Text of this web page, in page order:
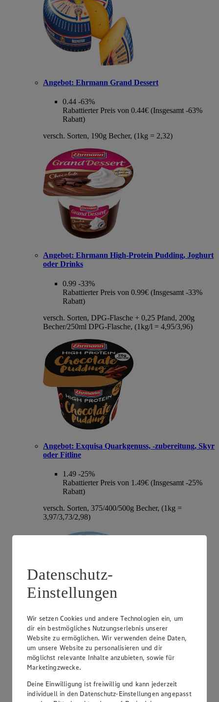
Angebot: Ehrmann Grand Dessert
0.44 -63%
Rabattierter Preis von 0.44€ (Insgesamt -63%
Rabatt)
versch. Sorten, 190g Becher, (1kg = 2,32)
Angebot: Ehrmann High-Protein Pudding, Joghurt
oder Drinks
0.99 -33%
Rabattierter Preis von 0.99€ (Insgesamt -33%
Rabatt)
versch. Sorten, DPG-Flasche + 0,25 Pfand, 200g
Becher/250ml DPG-Flasche, (1kg/l = 4,95/3,96)
Angebot: Exquisa Quarkgenuss, -zubereitung, Skyr
oder Fitline
1.49 -25%
Rabattierter Preis von 1.49€ (Insgesamt -25%
Rabatt)
versch. Sorten, 375/400/500g Becher, (1kg =
3,97/3,73/2,98)
Angebot:Hochland Patros
1.79 -40%
Rabattierter Preis von 1.79€ (Insgesamt -40%
griech. Weißkäse, versch. Sorten und Fettstufen,
140/150/180g Packung, (1kg = 12,79/11,93/9,94)
Datenschutz-
Einstellungen
Wir setzen Cookies und andere Technologien ein, um
dir ein bestmögliches Nutzungserlebnis unserer
Website zu ermöglichen. Wir verwenden deine Daten,
um unsere Website zu personalisieren und dir
möglichst relevante Inhalte anzubieten, sowie für
Marketingzwecke.
Deine Einwilligung ist freiwillig und kann jederzeit
individuell in den Datenschutz-Einstellungen angepasst